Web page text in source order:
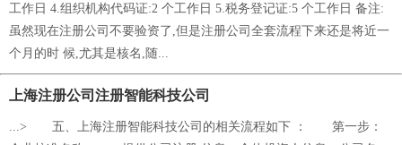
工作日 4.组织机构代码证:2 个工作日 5.税务登记证:5 个工作日 备注:
虽然现在注册公司不要验资了,但是注册公司全套流程下来还是将近一
个月的时 候,尤其是核名,随...
上海注册公司注册智能科技公司
...> 五、上海注册智能科技公司的相关流程如下 ： 第一步：